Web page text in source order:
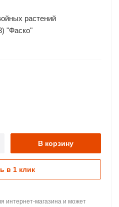
растений
"Фаско"
В корзину
в 1 клик
интернет-магазина и может